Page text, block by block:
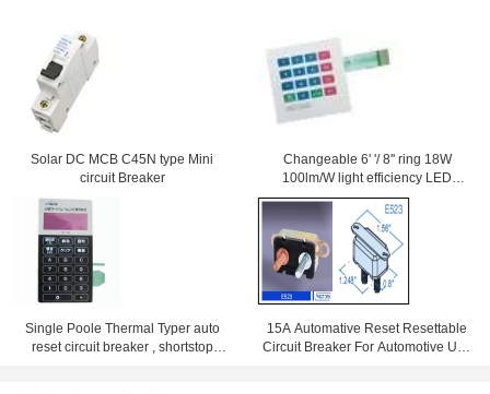
Solar DC MCB C45N type Mini
circuit Breaker
Changeable 6' '/ 8'' ring 18W
100lm/W light efficiency LED
Downlight With Samsung Chips
84Ra
Single Poole Thermal Typer auto
reset circuit breaker , shortstop
15A Automative Reset Resettable
Circuit Breaker For Automotive Use